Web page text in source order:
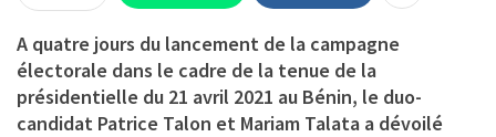
A quatre jours du lancement de la campagne
électorale dans le cadre de la tenue de la
présidentielle du 21 avril 2021 au Bénin, le duo-
candidat Patrice Talon et Mariam Talata a dévoilé